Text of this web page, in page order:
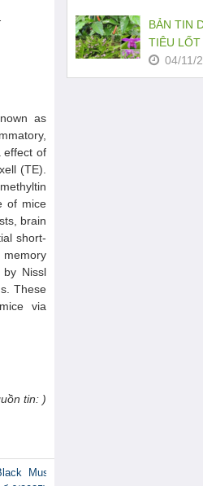
as
effect of
(TE).
of mice
brain
short-
by Nissl
These
via
tin: )
Musli
BẢN TIN
TIÊU LỐT
04/11/